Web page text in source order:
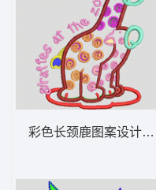
彩色长颈鹿图案设计